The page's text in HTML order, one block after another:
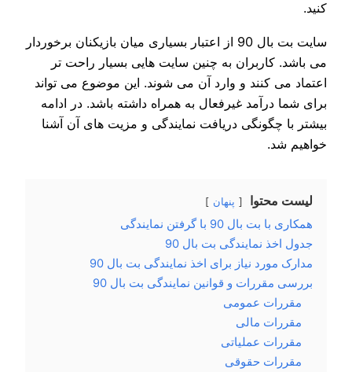
کنید.
سایت بت بال 90 از اعتبار بسیاری میان بازیکنان برخوردار
می باشد. کاربران به چنین سایت هایی بسیار راحت تر
اعتماد می کنند و وارد آن می شوند. این موضوع می تواند
برای شما درآمد غیرفعال به همراه داشته باشد. در ادامه
بیشتر با چگونگی دریافت نمایندگی و مزیت های آن آشنا
خواهیم شد.
لیست محتوا پنهان
همکاری با بت بال 90 با گرفتن نمایندگی
جدول اخذ نمایندگی بت بال 90
مدارک مورد نیاز برای اخذ نمایندگی بت بال 90
بررسی مقررات و قوانین نمایندگی بت بال 90
مقررات عمومی
مقررات مالی
مقررات عملیاتی
مقررات حقوقی